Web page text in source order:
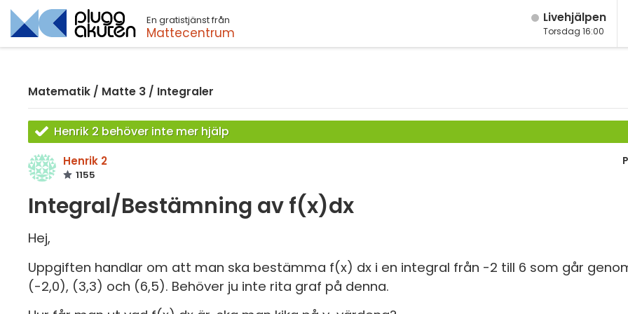
En gratistjänst från
Mattecentrum
Live­hjälpen
Torsdag 16:00
Matematik / Matte 3 / Integraler
Henrik 2 behöver inte mer hjälp
Henrik 2
1155
Integral/Bestämning av f(x)dx
Hej,
Uppgiften handlar om att man ska bestämma f(x) dx i en integral från -2 till 6 som går
(-2,0), (3,3) och (6,5). Behöver ju inte rita graf på denna.
Sök